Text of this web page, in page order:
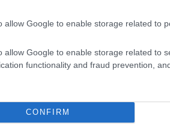
allow Google to enable storage related to
allow Google to enable storage related to
functionality and fraud prevention,
CONFIRM
tendono a diventare irreversibili se
tra risultati deludenti,
e tensioni interne è per Keys un mix
estate.
spogliatoio